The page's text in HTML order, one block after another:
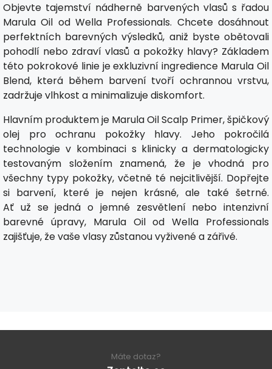
Objevte tajemství nádherně barvených vlasů s řadou
Marula Oil od Wella Professionals. Chcete dosáhnout
perfektních barevných výsledků, aniž byste obětovali
pohodlí nebo zdraví vlasů a pokožky hlavy? Základem
této pokrokové linie je exkluzivní ingredience Marula Oil
Blend, která během barvení tvoří ochrannou vrstvu,
zadržuje vlhkost a minimalizuje diskomfort.
Hlavním produktem je Marula Oil Scalp Primer, špičkový
olej pro ochranu pokožky hlavy. Jeho pokročilá
technologie v kombinaci s klinicky a dermatologicky
testovaným složením znamená, že je vhodná pro
všechny typy pokožky, včetně té nejcitlivější. Dopřejte
si barvení, které je nejen krásné, ale také šetrné.
Ať už se jedná o jemné zesvětlení nebo intenzivní
barevné úpravy, Marula Oil od Wella Professionals
zajišťuje, že vaše vlasy zůstanou vyživené a zářivé.
Máte dotaz?